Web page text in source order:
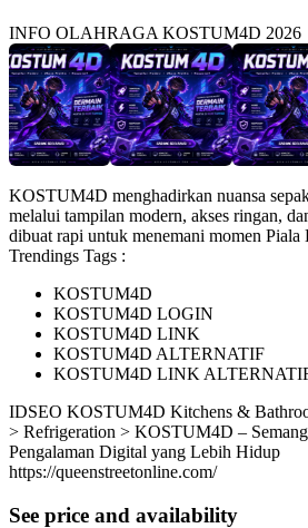
INFO OLAHRAGA KOSTUM4D 2026
KOSTUM4D menghadirkan nuansa
melalui tampilan modern, akses ringan,
dibuat rapi untuk menemani momen Piala
Trendings Tags :
KOSTUM4D
KOSTUM4D LOGIN
KOSTUM4D LINK
KOSTUM4D ALTERNATIF
KOSTUM4D LINK
IDSEO KOSTUM4D Kitchens &
> Refrigeration > KOSTUM4D –
Pengalaman Digital yang Lebih Hidup
https://queenstreetonline.com/
See price and availability